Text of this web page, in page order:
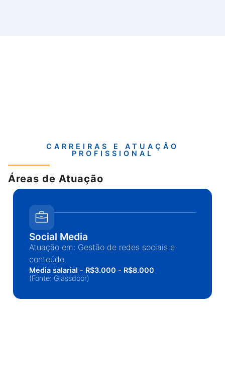
CARREIRAS E ATUAÇÂO
PROFISSIONAL
Áreas de Atuação
Social Media
Atuação em: Gestão de redes sociais e
conteúdo.
Media salarial - R$3.000 - R$8.000
(Fonte: Glassdoor)